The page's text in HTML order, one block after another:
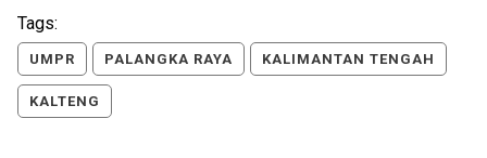
Tags:
UMPR PALANGKA RAYA KALIMANTAN TENGAH
KALTENG